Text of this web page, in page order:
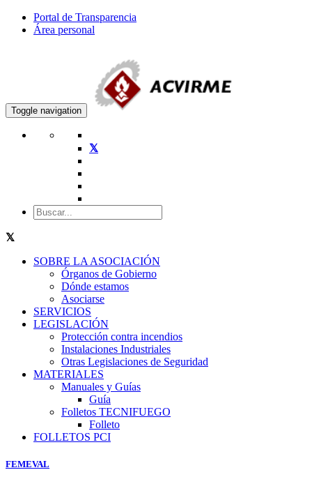
Portal de Transparencia
Área personal
Toggle navigation
SOBRE LA ASOCIACIÓN
Órganos de Gobierno
Dónde estamos
Asociarse
SERVICIOS
LEGISLACIÓN
Protección contra incendios
Instalaciones Industriales
Otras Legislaciones de Seguridad
MATERIALES
Manuales y Guías
Guía
Folletos TECNIFUEGO
Folleto
FOLLETOS PCI
FEMEVAL